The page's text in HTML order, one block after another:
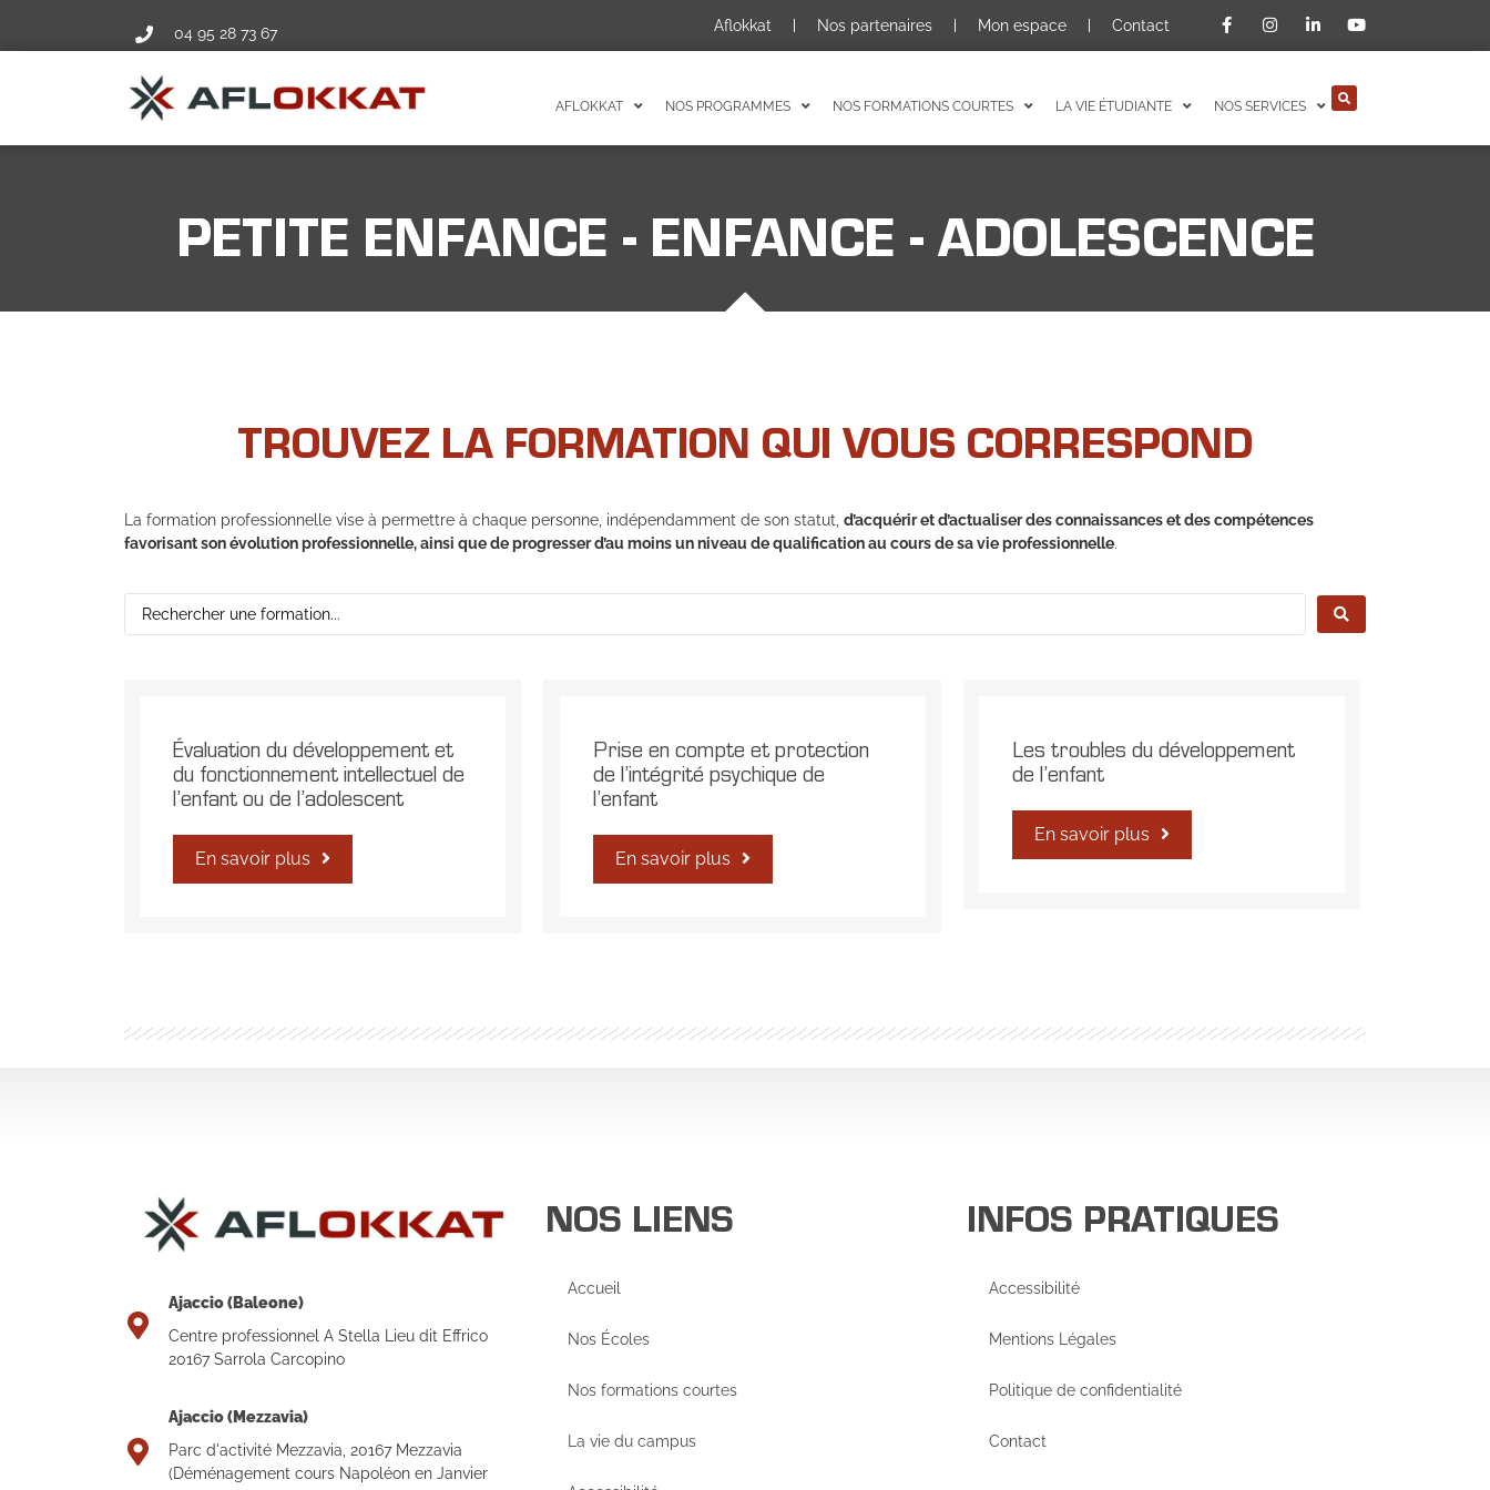
04 95 28 73 67 Aflokkat Nos partenaires Mon espace Contact
AFLOKKAT NOS PROGRAMMES NOS FORMATIONS COURTES LA VIE ÉTUDIANTE NOS SERVICES
PETITE ENFANCE - ENFANCE - ADOLESCENCE
TROUVEZ LA FORMATION QUI VOUS CORRESPOND
La formation professionnelle vise à permettre à chaque personne, indépendamment de son statut, d’acquérir et d’actualiser des connaissances et des compétences
favorisant son évolution professionnelle, ainsi que de progresser d’au moins un niveau de qualification au cours de sa vie professionnelle.
Évaluation du développement et
du fonctionnement intellectuel de
l’enfant ou de l’adolescent
En savoir plus
Prise en compte et protection
de l’intégrité psychique de
l’enfant
En savoir plus
Les troubles du développement
de l’enfant
En savoir plus
Ajaccio (Baleone)
Centre professionnel A Stella Lieu dit Effrico
20167 Sarrola Carcopino
Ajaccio (Mezzavia)
Parc d'activité Mezzavia, 20167 Mezzavia
(Déménagement cours Napoléon en Janvier
NOS LIENS
Accueil
Nos Écoles
Nos formations courtes
La vie du campus
INFOS PRATIQUES
Accessibilité
Mentions Légales
Politique de confidentialité
Contact